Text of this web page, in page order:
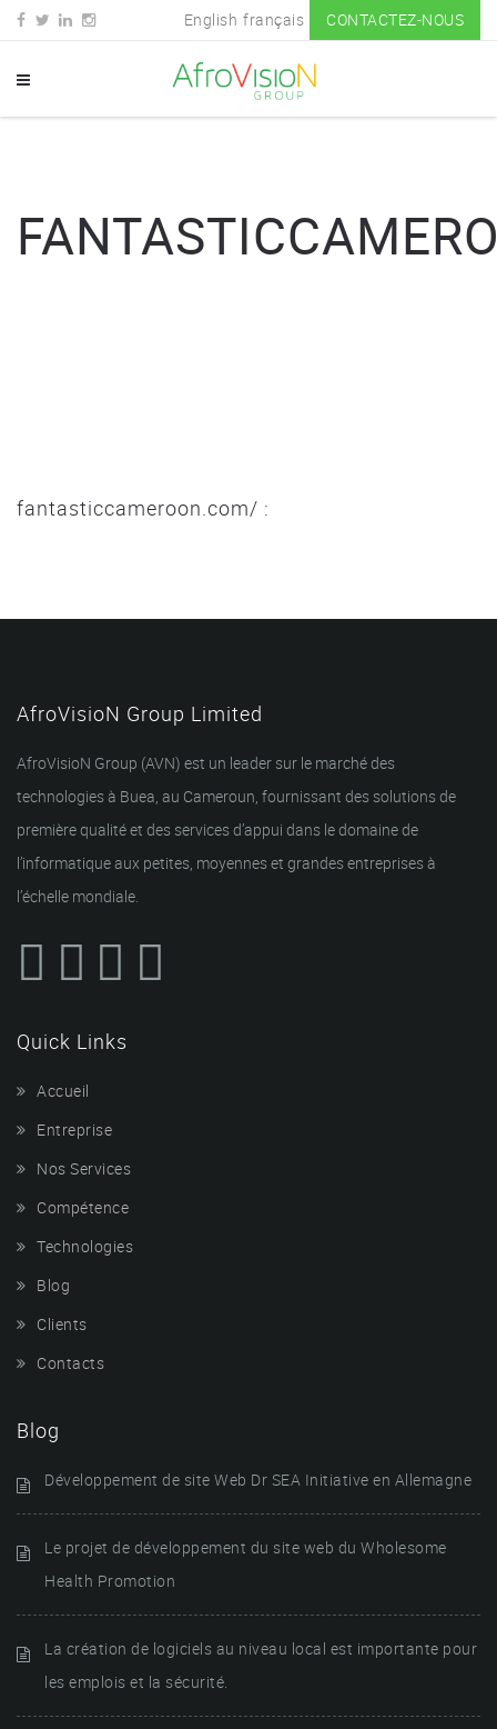
English français CONTACTEZ-NOUS
fantasticcameroon.com/ :
AfroVisioN Group Limited
AfroVisioN Group (AVN) est un leader sur le marché des
technologies à Buea, au Cameroun, fournissant des solutions de
première qualité et des services d’appui dans le domaine de
l’informatique aux petites, moyennes et grandes entreprises à
l’échelle mondiale.
Quick Links
Accueil
Entreprise
Nos Services
Compétence
Technologies
Blog
Clients
Contacts
Blog
Développement de site Web Dr SEA Initiative en Allemagne
Le projet de développement du site web du Wholesome
Health Promotion
La création de logiciels au niveau local est importante pour
les emplois et la sécurité.